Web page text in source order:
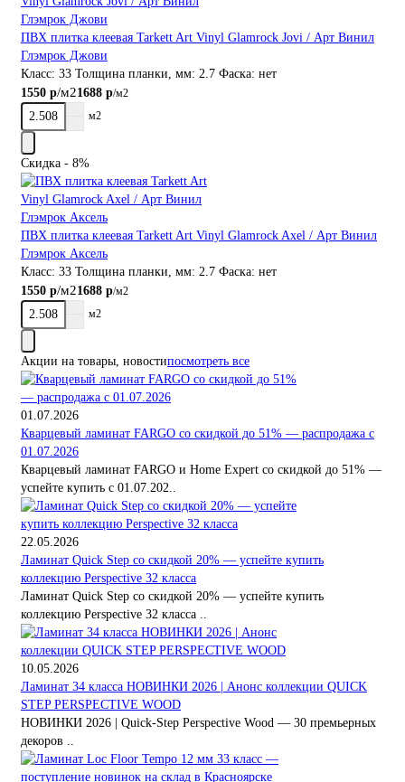
ПВХ плитка клеевая Tarkett Art Vinyl Glamrock Jovi / Арт Винил
Глэмрок Джови
Класс: 33 Толщина планки, мм: 2.7 Фаска: нет
1550 р/м21688 р/м2
м2
Скидка - 8%
ПВХ плитка клеевая Tarkett Art Vinyl Glamrock Axel / Арт Винил
Глэмрок Аксель
Класс: 33 Толщина планки, мм: 2.7 Фаска: нет
1550 р/м21688 р/м2
м2
Акции на товары, новостипосмотреть все
01.07.2026
Кварцевый ламинат FARGO со скидкой до 51% — распродажа с
01.07.2026
Кварцевый ламинат FARGO и Home Expert со скидкой до 51% —
успейте купить с 01.07.202..
22.05.2026
Ламинат Quick Step со скидкой 20% — успейте купить
коллекцию Perspective 32 класса
Ламинат Quick Step со скидкой 20% — успейте купить
коллекцию Perspective 32 класса ..
10.05.2026
Ламинат 34 класса НОВИНКИ 2026 | Анонс коллекции QUICK
STEP PERSPECTIVE WOOD
НОВИНКИ 2026 | Quick-Step Perspective Wood — 30 премьерных
декоров ..